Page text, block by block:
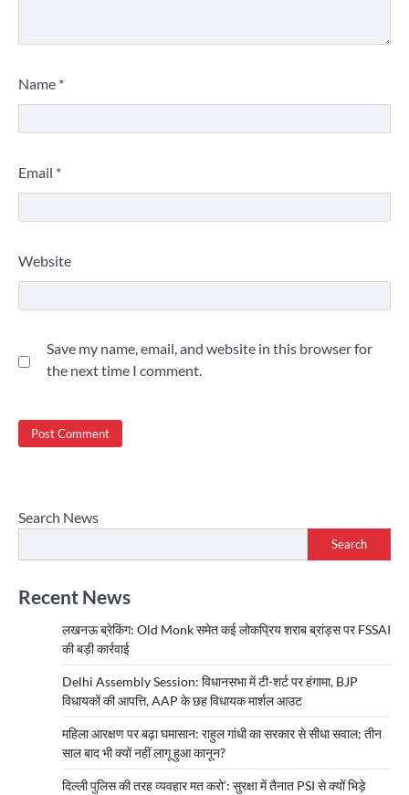
Name *
Email *
Website
Save my name, email, and website in this browser for
the next time I comment.
Search News
Search
Recent News
लखनऊ ब्रेकिंग: Old Monk समेत कई लोकप्रिय शराब ब्रांड्स पर FSSAI
की बड़ी कार्रवाई
Delhi Assembly Session: विधानसभा में टी-शर्ट पर हंगामा, BJP
विधायकों की आपत्ति, AAP के छह विधायक मार्शल आउट
महिला आरक्षण पर बढ़ा घमासान: राहुल गांधी का सरकार से सीधा सवाल; तीन
साल बाद भी क्यों नहीं लागू हुआ कानून?
दिल्ली पुलिस की तरह व्यवहार मत करो’: सुरक्षा में तैनात PSI से क्यों भिड़े